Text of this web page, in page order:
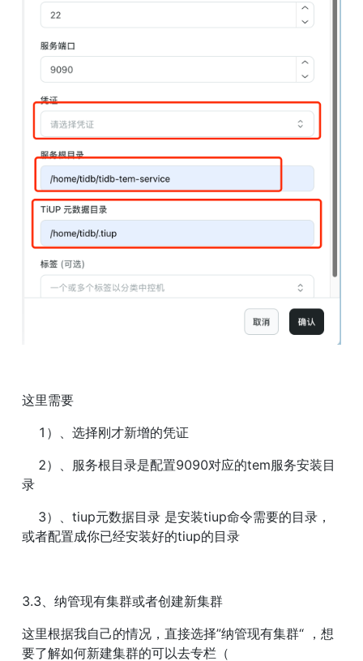
这里需要
    1）、选择刚才新增的凭证
录
或者配置成你已经安装好的tiup的目录
3.3、纳管现有集群或者创建新集群
这里根据我自己的情况，直接选择”纳管现有集群“ ，想
要了解如何新建集群的可以去专栏（